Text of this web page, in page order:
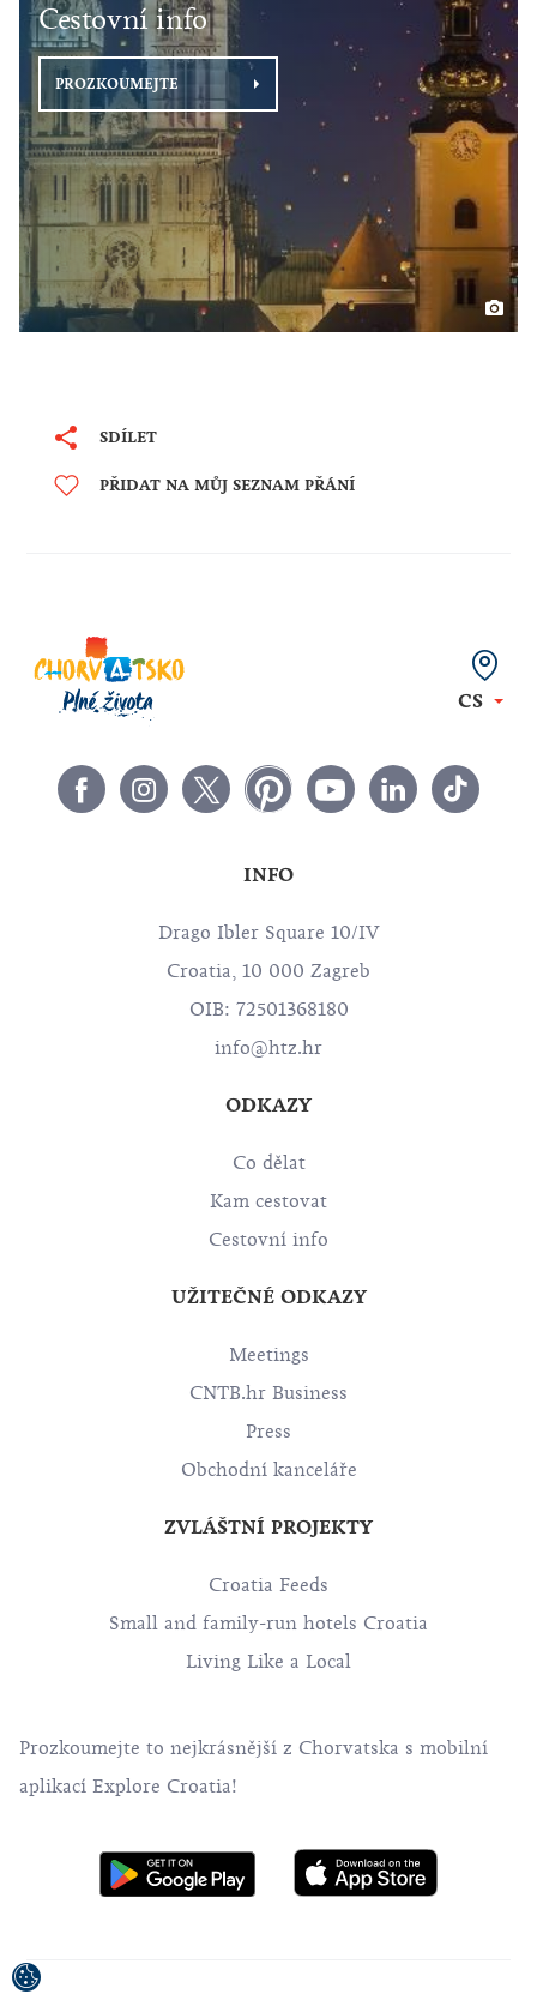
Cestovní info
PROZKOUMEJTE
SDÍLET
PŘIDAT NA MŮJ SEZNAM PŘÁNÍ
CS
INFO
Drago Ibler Square 10/IV
Croatia, 10 000 Zagreb
OIB: 72501368180
info@htz.hr
ODKAZY
Co dělat
Kam cestovat
Cestovní info
UŽITEČNÉ ODKAZY
Meetings
CNTB.hr Business
Press
Obchodní kanceláře
ZVLÁŠTNÍ PROJEKTY
Croatia Feeds
Small and family-run hotels Croatia
Living Like a Local
Prozkoumejte to nejkrásnější z Chorvatska s mobilní
aplikací Explore Croatia!